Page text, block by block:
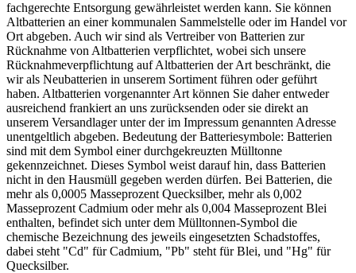
fachgerechte Entsorgung gewährleistet werden kann. Sie können
Altbatterien an einer kommunalen Sammelstelle oder im Handel vor
Ort abgeben. Auch wir sind als Vertreiber von Batterien zur
Rücknahme von Altbatterien verpflichtet, wobei sich unsere
Rücknahmeverpflichtung auf Altbatterien der Art beschränkt, die
wir als Neubatterien in unserem Sortiment führen oder geführt
haben. Altbatterien vorgenannter Art können Sie daher entweder
ausreichend frankiert an uns zurücksenden oder sie direkt an
unserem Versandlager unter der im Impressum genannten Adresse
unentgeltlich abgeben. Bedeutung der Batteriesymbole: Batterien
sind mit dem Symbol einer durchgekreuzten Mülltonne
gekennzeichnet. Dieses Symbol weist darauf hin, dass Batterien
nicht in den Hausmüll gegeben werden dürfen. Bei Batterien, die
mehr als 0,0005 Masseprozent Quecksilber, mehr als 0,002
Masseprozent Cadmium oder mehr als 0,004 Masseprozent Blei
enthalten, befindet sich unter dem Mülltonnen-Symbol die
chemische Bezeichnung des jeweils eingesetzten Schadstoffes,
dabei steht "Cd" für Cadmium, "Pb" steht für Blei, und "Hg" für
Quecksilber.